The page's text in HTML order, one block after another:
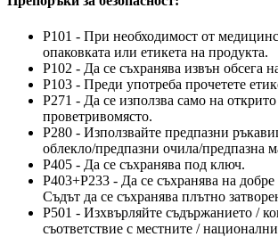
P101 - При необходимост от
опаковката или етикета на продукта.
P102 - Да се съхранява извън обсега
P103 - Преди употреба прочетете
P271 - Да се използва само на
проветривомясто.
P280 - Използвайте предпазни
облекло/предпазни очила/предпазна
P405 - Да се съхранява под ключ.
P403+P233 - Да се съхранява на
Съдът да се съхранява плътно
P501 - Изхвърляйте съдържанието /
съответствие с местните /